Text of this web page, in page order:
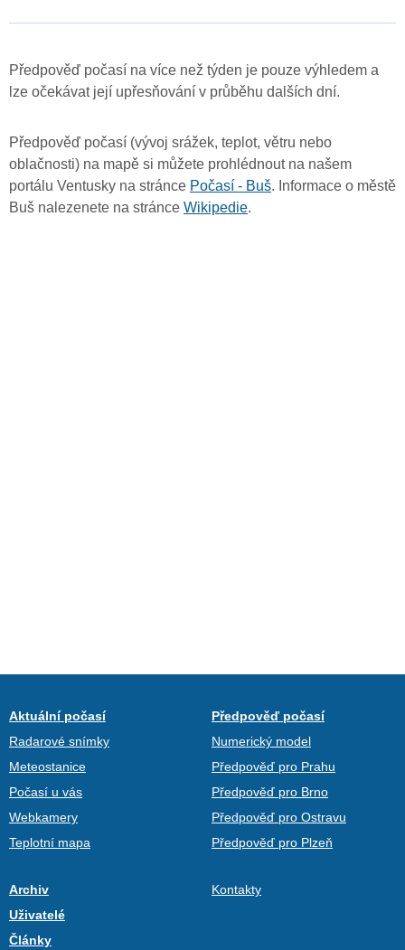
Předpověď počasí na více než týden je pouze výhledem a
lze očekávat její upřesňování v průběhu dalších dní.
Předpověď počasí (vývoj srážek, teplot, větru nebo
oblačnosti) na mapě si můžete prohlédnout na našem
portálu Ventusky na stránce Počasí - Buš. Informace o městě
Buš nalezenete na stránce Wikipedie.
Aktuální počasí
Radarové snímky
Meteostanice
Počasí u vás
Webkamery
Teplotní mapa
Předpověď počasí
Numerický model
Předpověď pro Prahu
Předpověď pro Brno
Předpověď pro Ostravu
Předpověď pro Plzeň
Archiv
Uživatelé
Články
Kontakty